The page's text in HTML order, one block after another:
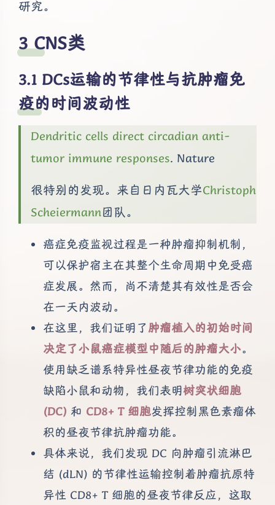
研究。
CNS类
DCs运输的节律性与抗肿瘤免
疫的时间波动性
Dendritic cells direct circadian anti-
tumor immune responses. Nature
很特别的发现。来自日内瓦大学Christoph
Scheiermann团队。
癌症免疫监视过程是一种肿瘤抑制机制，
可以保护宿主在其整个生命周期中免受癌
症发展。然而，尚不清楚其有效性是否会
在一天内波动。
在这里，我们证明了肿瘤植入的初始时间
决定了小鼠癌症模型中随后的肿瘤大小。
使用缺乏谱系特异性昼夜节律功能的免疫
缺陷小鼠和动物，我们表明树突状细胞
(DC) 和 CD8+ T 细胞发挥控制黑色素瘤体
积的昼夜节律抗肿瘤功能。
具体来说，我们发现 DC 向肿瘤引流淋巴
结 (dLN) 的节律性运输控制着肿瘤抗原特
异性 CD8+ T 细胞的昼夜节律反应，这取